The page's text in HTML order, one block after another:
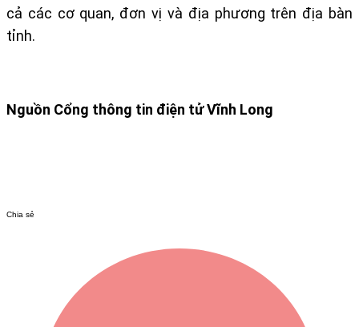
cả các cơ quan, đơn vị và địa phương trên địa bàn
tỉnh.
​Nguồn Cổng thông tin điện tử Vĩnh Long
Chia sẻ